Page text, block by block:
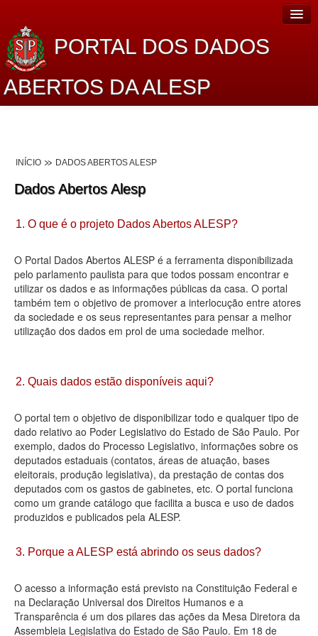
PORTAL DOS DADOS
ABERTOS DA ALESP
Lei de Acesso à Informação
Dados Governamentais Abertos
Planejamento
Catálogo de dados
Processo Legislativo
Deputados Estaduais
Agenda
Perguntas frequentes
Contato
INÍCIO DADOS ABERTOS ALESP
Dados Abertos Alesp
1. O que é o projeto Dados Abertos ALESP?
O Portal Dados Abertos ALESP é a ferramenta disponibilizada
pelo parlamento paulista para que todos possam encontrar e
utilizar os dados e as informações públicas da casa. O portal
também tem o objetivo de promover a interlocução entre atores
da sociedade e os seus representantes para pensar a melhor
utilização dos dados em prol de uma sociedade melhor.
2. Quais dados estão disponíveis aqui?
O portal tem o objetivo de disponibilizar todo e qualquer tipo de
dado relativo ao Poder Legislativo do Estado de São Paulo. Por
exemplo, dados do Processo Legislativo, informações sobre os
deputados estaduais (contatos, áreas de atuação, bases
eleitorais, produção legislativa), da prestação de contas dos
deputados com os gastos de gabinetes, etc. O portal funciona
como um grande catálogo que facilita a busca e uso de dados
produzidos e publicados pela ALESP.
3. Porque a ALESP está abrindo os seus dados?
O acesso a informação está previsto na Constituição Federal e
na Declaração Universal dos Direitos Humanos e a
Transparência é um dos pilares das ações da Mesa Diretora da
Assembleia Legislativa do Estado de São Paulo. Em 18 de